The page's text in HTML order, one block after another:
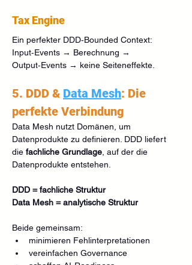
Tax Engine
Ein perfekter DDD‑Bounded Context:
Input‑Events → Berechnung →
Output‑Events → keine Seiteneffekte.
5. DDD & Data Mesh: Die
perfekte Verbindung
Data Mesh nutzt Domänen, um
Datenprodukte zu definieren. DDD liefert
die fachliche Grundlage , auf der die
Datenprodukte entstehen.
DDD = fachliche Struktur
Data Mesh = analytische Struktur
Beide gemeinsam:
minimieren Fehlinterpretationen
vereinfachen Governance